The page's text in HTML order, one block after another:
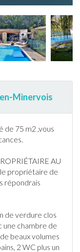
Minervois
de 75 m2 ,vous
AU
propriétaire de
répondrais
de verdure clos
une chambre de
beaux volumes
2 WC plus un